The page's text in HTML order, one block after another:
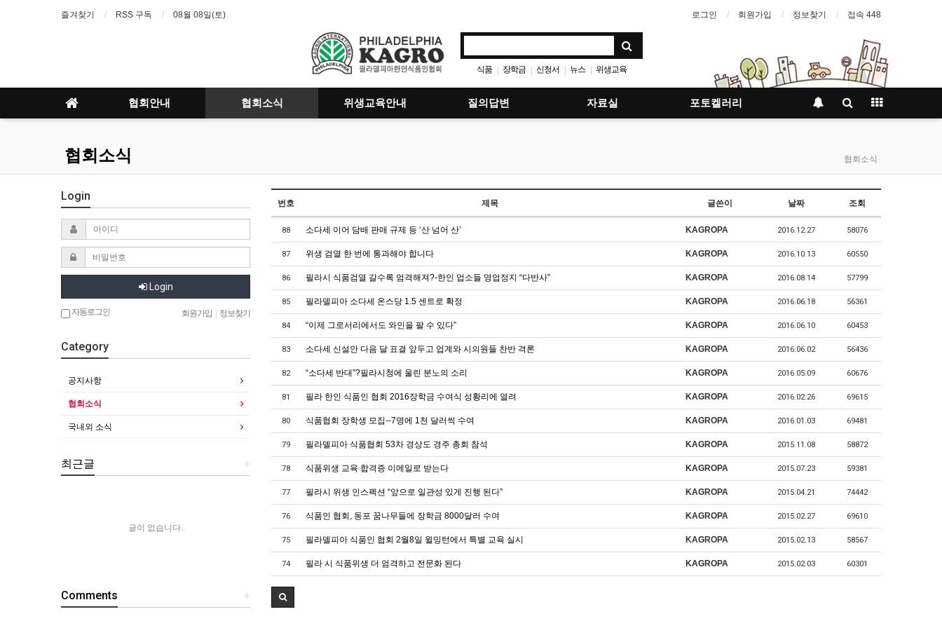
즐겨찾기 RSS 구독 08월 08일(토) 로그인 회원가입 정보찾기 접속 448
식품 | 장학금 | 신청서 | 뉴스 | 위생교육
협회안내 협회소식 위생교육안내 질의답변 자료실 포토켈러리
협회소식 협회소식
번호 제목 글쓴이 날짜 조회
88 소다세 이어 담배 판매 규제 등 ‘산 넘어 산’ KAGROPA 2016.12.27 58076
87 위생 검열 한 번에 통과해야 합니다 KAGROPA 2016.10.13 60550
86 필라시 식품검열 갈수록 엄격해져?-한인 업소들 영업정지 “다반사” KAGROPA 2016.08.14 57799
85 필라델피아 소다세 온스당 1.5 센트로 확정 KAGROPA 2016.06.18 56361
84 “이제 그로서리에서도 와인을 팔 수 있다” KAGROPA 2016.06.10 60453
83 소다세 신설안 다음 달 표결 앞두고 업계와 시의원들 찬반 격론 KAGROPA 2016.06.02 56436
82 “소다세 반대”?필라시청에 울린 분노의 소리 KAGROPA 2016.05.09 60676
81 필라 한인 식품인 협회 2016장학금 수여식 성황리에 열려 KAGROPA 2016.02.26 69615
80 식품협회 장학생 모집--7명에 1천 달러씩 수여 KAGROPA 2016.01.03 69481
79 필라델피아 식품협회 53차 경상도 경주 총회 참석 KAGROPA 2015.11.08 58872
78 식품위생 교육 합격증 이메일로 받는다 KAGROPA 2015.07.23 59381
77 필라시 위생 인스펙션 “앞으로 일관성 있게 진행 된다” KAGROPA 2015.04.21 74442
76 식품인 협회, 동포 꿈나무들에 장학금 8000달러 수여 KAGROPA 2015.02.27 69610
75 필라델피아 식품인 협회 2월8일 윌밍턴에서 특별 교육 실시 KAGROPA 2015.02.13 58567
74 필라 시 식품위생 더 엄격하고 전문화 된다 KAGROPA 2015.02.03 60301
Login
Login
자동로그인 회원가입 정보찾기
Category
공지사항
협회소식
국내외 소식
+
최근글
글이 없습니다.
+
Comments